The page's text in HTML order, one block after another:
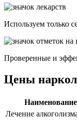
Используем только
Проверенные и
Цены
Лечение